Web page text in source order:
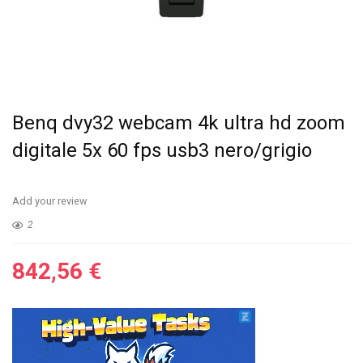
Benq dvy32 webcam 4k ultra hd zoom
digitale 5x 60 fps usb3 nero/grigio
Add your review
2
842,56 €